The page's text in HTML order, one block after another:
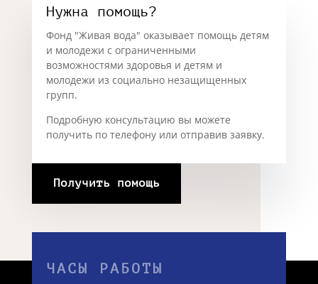
Нужна помощь?
Фонд "Живая вода" оказывает помощь детям
и молодежи с ограниченными
возможностями здоровья и детям и
молодежи из социально незащищенных
групп.
Подробную консультацию вы можете
получить по телефону или отправив заявку.
Получить помощь
ЧАСЫ РАБОТЫ